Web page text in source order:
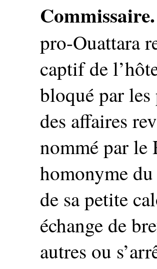
Commissaire.
pro-Ouattara
captif de
bloqué par
des affaires
nommé par le
homonyme
de sa petite
échange de
autres ou